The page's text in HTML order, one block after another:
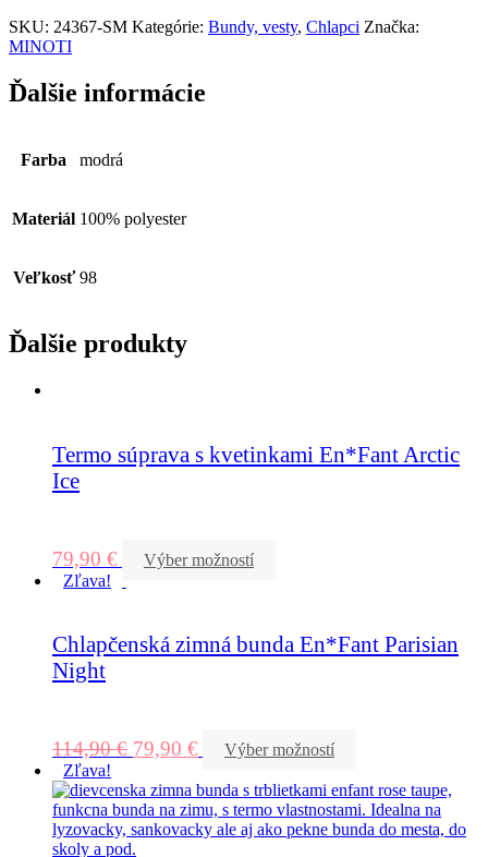
SKU: 24367-SM Kategórie: Bundy, vesty, Chlapci Značka:
MINOTI
Ďalšie informácie
Farba modrá
Materiál 100% polyester
Veľkosť 98
Ďalšie produkty
Termo súprava s kvetinkami En*Fant Arctic
Ice
79,90 €
Výber možností
Zľava!
Chlapčenská zimná bunda En*Fant Parisian
Night
114,90€ 79,90 €
Výber možností
Zľava!